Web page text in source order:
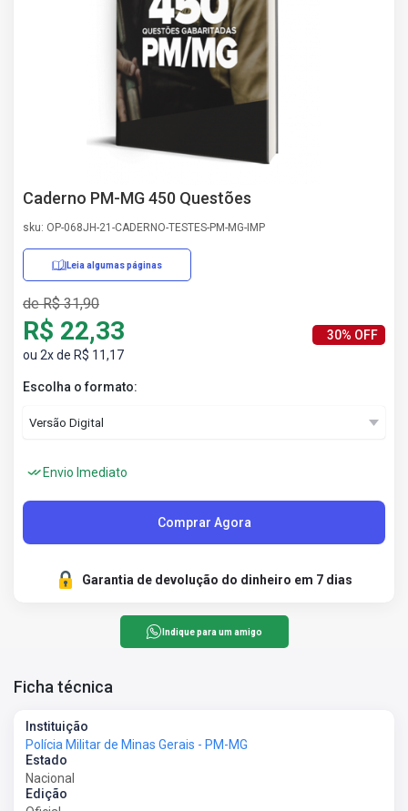
Caderno PM-MG 450 Questões
sku: OP-068JH-21-CADERNO-TESTES-PM-MG-IMP
Leia algumas páginas
de R$ 31,90
R$ 22,33
ou 2x de R$ 11,17
30% OFF
Escolha o formato:
Envio Imediato
Comprar Agora
Garantia de devolução do dinheiro em 7 dias
Indique para um amigo
Ficha técnica
Instituição
Polícia Militar de Minas Gerais - PM-MG
Estado
Nacional
Edição